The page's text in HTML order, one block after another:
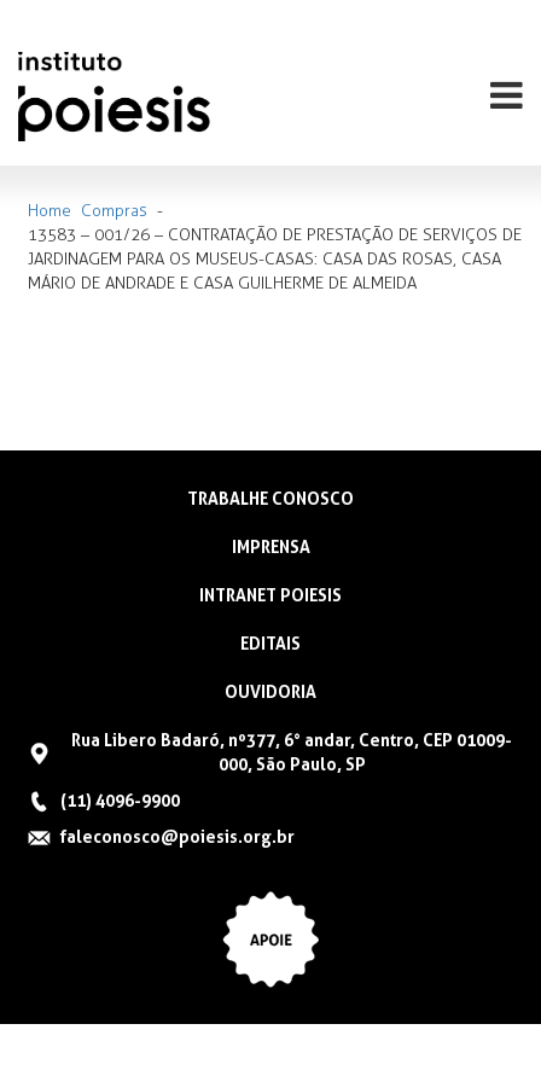
Home Compras -
13583 – 001/26 – CONTRATAÇÃO DE PRESTAÇÃO DE SERVIÇOS DE
JARDINAGEM PARA OS MUSEUS-CASAS: CASA DAS ROSAS, CASA
MÁRIO DE ANDRADE E CASA GUILHERME DE ALMEIDA
TRABALHE CONOSCO
IMPRENSA
INTRANET POIESIS
EDITAIS
OUVIDORIA
Rua Libero Badaró, nº377, 6° andar, Centro, CEP 01009-
000, São Paulo, SP
(11) 4096-9900
faleconosco@poiesis.org.br